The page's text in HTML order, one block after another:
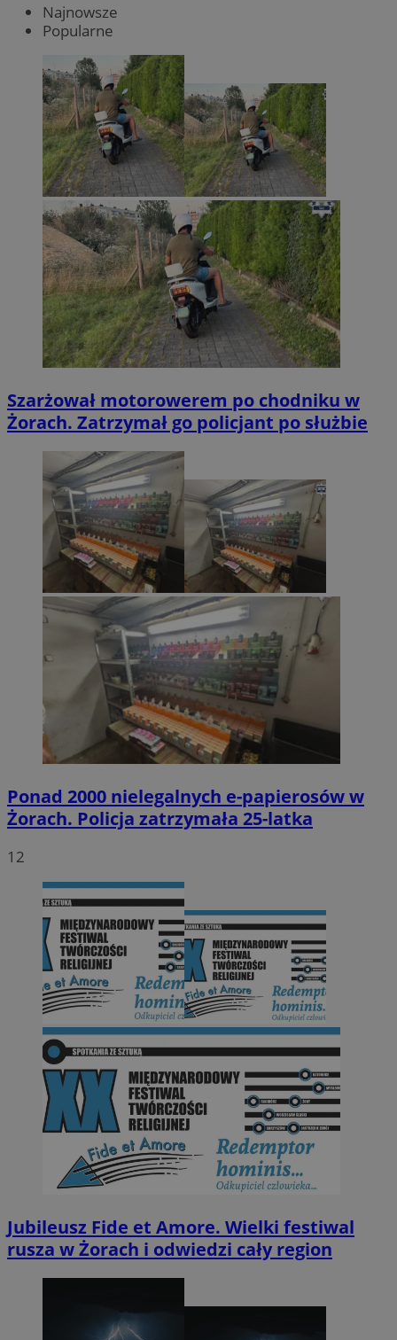
Najnowsze
Popularne
Szarżował motorowerem po chodniku w
Żorach. Zatrzymał go policjant po służbie
Ponad 2000 nielegalnych e-papierosów w
Żorach. Policja zatrzymała 25-latka
12
Jubileusz Fide et Amore. Wielki festiwal
rusza w Żorach i odwiedzi cały region